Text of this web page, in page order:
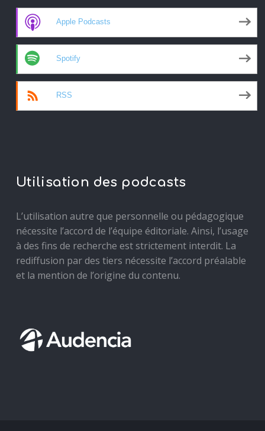
Apple Podcasts
Spotify
RSS
Utilisation des podcasts
L’utilisation autre que personnelle ou pédagogique
nécessite l’accord de l’équipe éditoriale. Ainsi, l’usage
à des fins de recherche est strictement interdit. La
rediffusion par des tiers nécessite l’accord préalable
et la mention de l’origine du contenu.